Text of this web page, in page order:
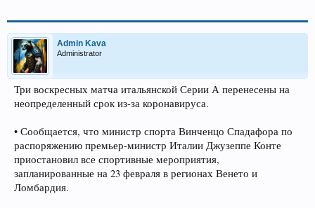
Admin Kava
Administrator
Три воскресных матча итальянской Серии А перенесены на
неопределенный срок из-за коронавируса.
• Сообщается, что министр спорта Винченцо Спадафора по
распоряжению премьер-министр Италии Джузеппе Конте
приостановил все спортивные мероприятия,
запланированные на 23 февраля в регионах Венето и
Ломбардия.